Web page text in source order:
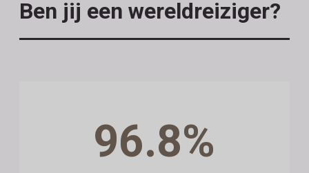
Ben jij een wereldreiziger?
96.8%